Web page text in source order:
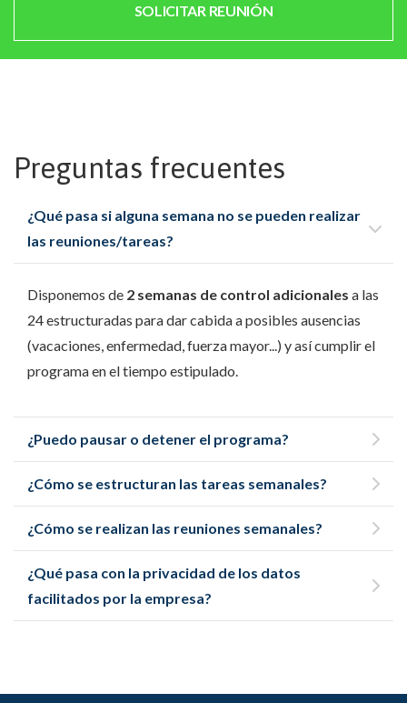
SOLICITAR REUNIÓN
Preguntas frecuentes
¿Qué pasa si alguna semana no se pueden realizar
las reuniones/tareas?
Disponemos de 2 semanas de control adicionales a las
24 estructuradas para dar cabida a posibles ausencias
(vacaciones, enfermedad, fuerza mayor...) y así cumplir el
programa en el tiempo estipulado.
¿Puedo pausar o detener el programa?
¿Cómo se estructuran las tareas semanales?
¿Cómo se realizan las reuniones semanales?
¿Qué pasa con la privacidad de los datos
facilitados por la empresa?